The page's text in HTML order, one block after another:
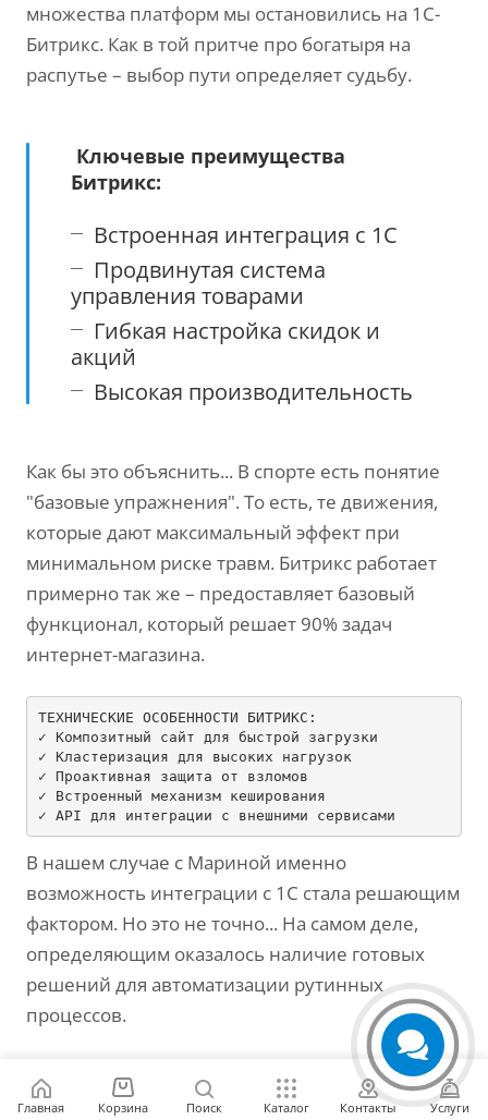
множества платформ мы остановились на 1С-
Битрикс. Как в той притче про богатыря на
распутье – выбор пути определяет судьбу.
Ключевые преимущества
Битрикс:
Встроенная интеграция с 1С
Продвинутая система
управления товарами
Гибкая настройка скидок и
акций
Высокая производительность
Как бы это объяснить... В спорте есть понятие
"базовые упражнения". То есть, те движения,
которые дают максимальный эффект при
минимальном риске травм. Битрикс работает
примерно так же – предоставляет базовый
функционал, который решает 90% задач
интернет-магазина.
ТЕХНИЧЕСКИЕ ОСОБЕННОСТИ БИТРИКС:
✓ Композитный сайт для быстрой загрузки
✓ Кластеризация для высоких нагрузок
✓ Проактивная защита от взломов
✓ Встроенный механизм кеширования
✓ API для
В нашем случае с Мариной именно
возможность интеграции с 1С стала решающим
фактором. Но это не точно... На самом деле,
определяющим оказалось наличие готовых
решений для автоматизации рутинных
процессов.
Практический совет
: При выборе
Главная Корзина Поиск Каталог Контакты Услуги